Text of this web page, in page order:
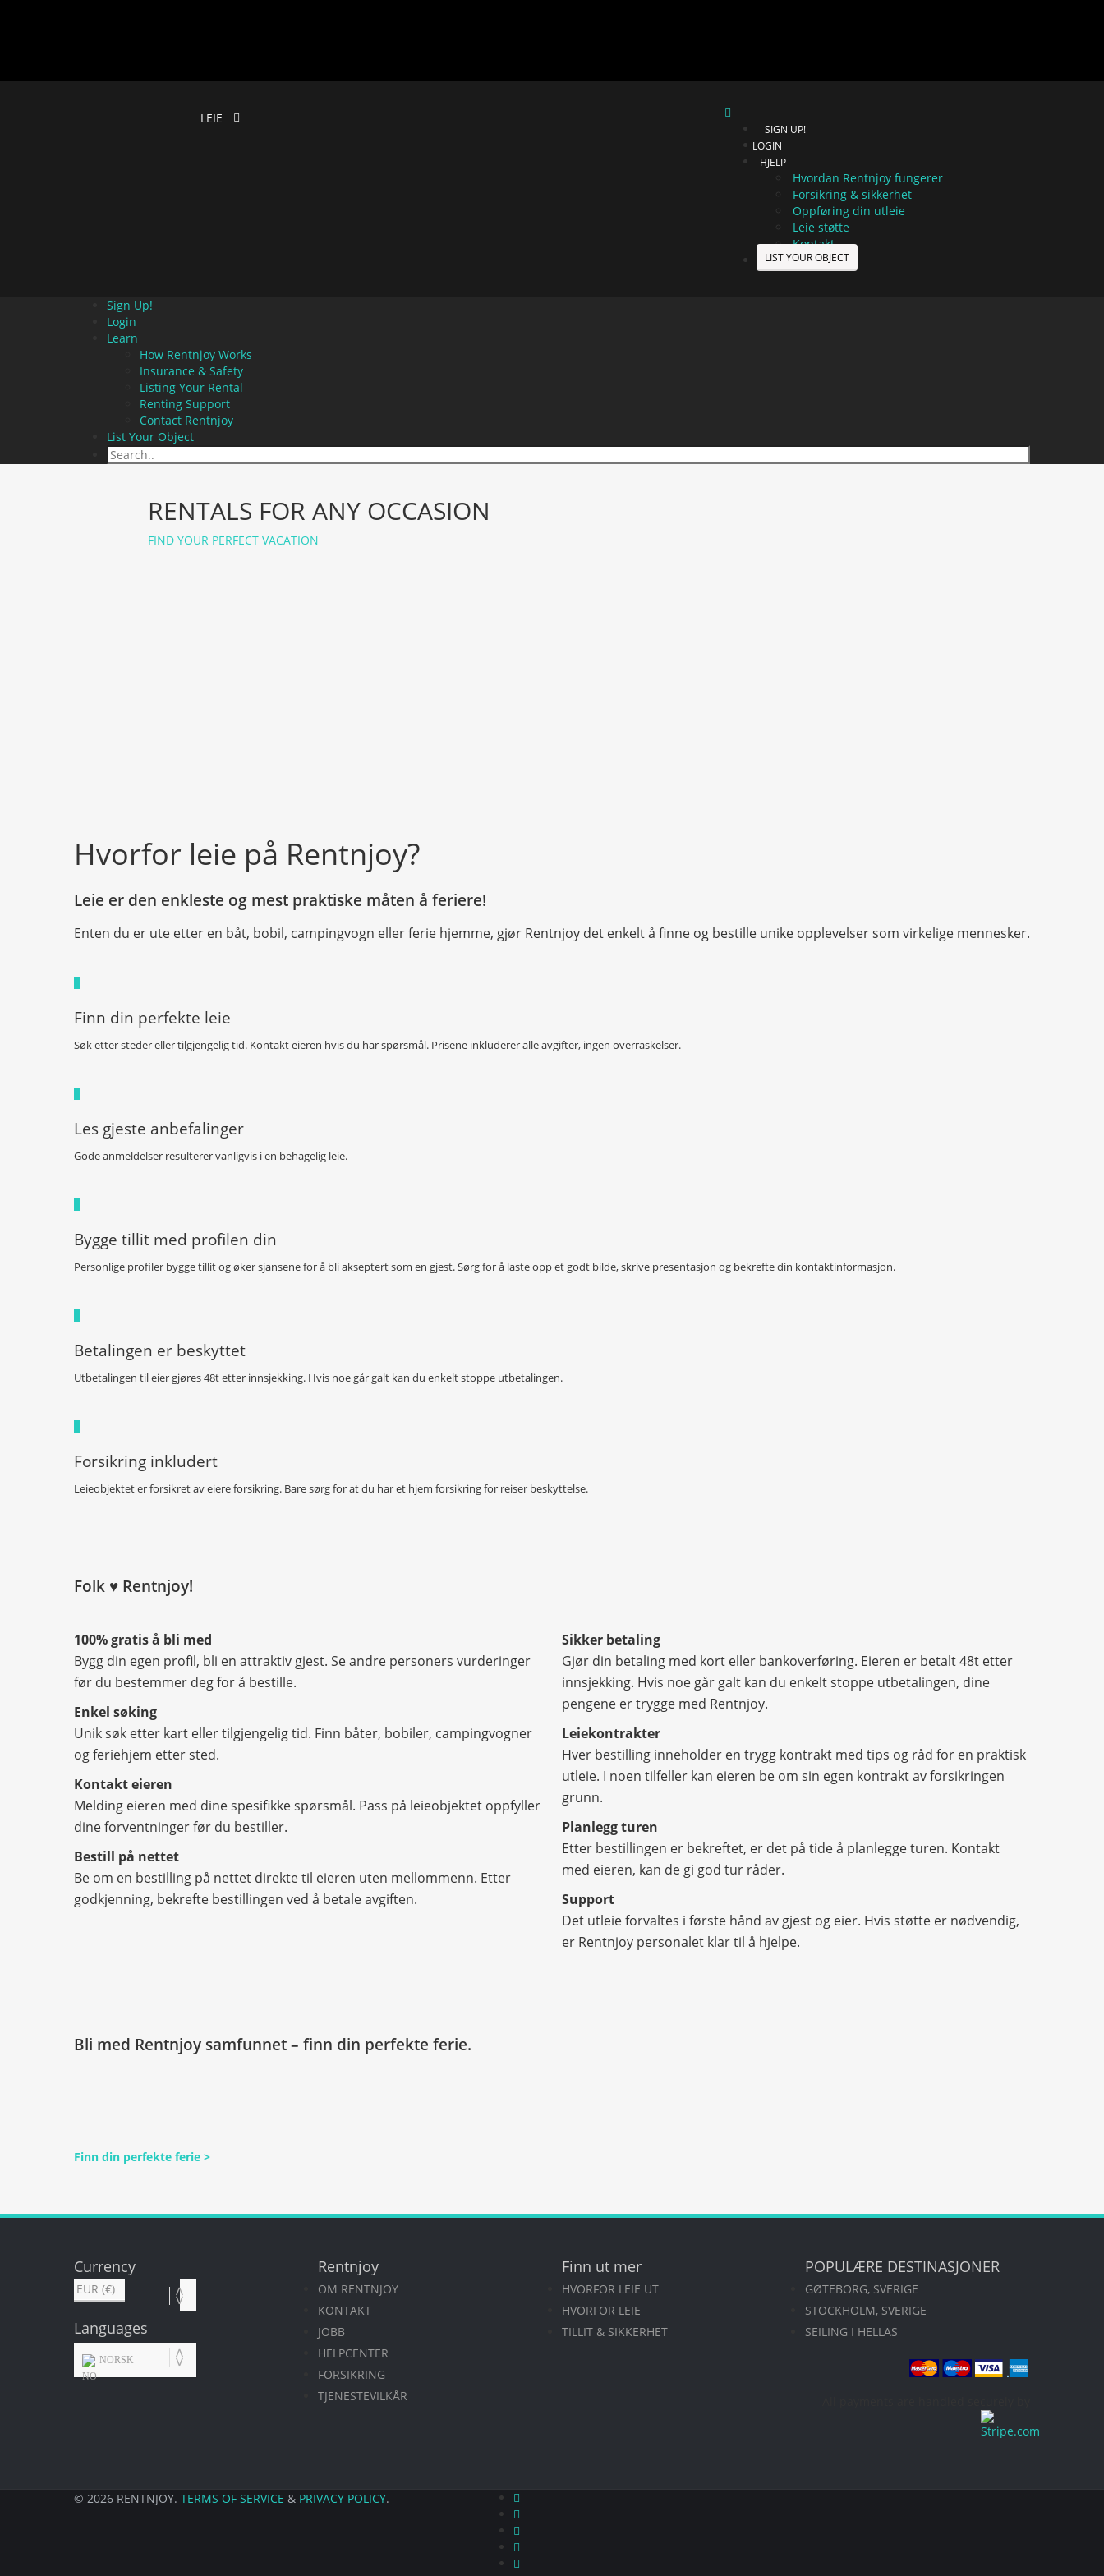
LEIE
SIGN UP!
LOGIN
HJELP
Hvordan Rentnjoy fungerer
Forsikring & sikkerhet
Oppføring din utleie
Leie støtte
Kontakt
LIST YOUR OBJECT
Sign Up!
Login
Learn
How Rentnjoy Works
Insurance & Safety
Listing Your Rental
Renting Support
Contact Rentnjoy
List Your Object
RENTALS FOR ANY OCCASION
FIND YOUR PERFECT VACATION
Hvorfor leie på Rentnjoy?
Leie er den enkleste og mest praktiske måten å feriere!
Enten du er ute etter en båt, bobil, campingvogn eller ferie hjemme, gjør Rentnjoy det enkelt å finne og bestille unike opplevelser som virkelige mennesker.
Finn din perfekte leie
Søk etter steder eller tilgjengelig tid. Kontakt eieren hvis du har spørsmål. Prisene inkluderer alle avgifter, ingen overraskelser.
Les gjeste anbefalinger
Gode anmeldelser resulterer vanligvis i en behagelig leie.
Bygge tillit med profilen din
Personlige profiler bygge tillit og øker sjansene for å bli akseptert som en gjest. Sørg for å laste opp et godt bilde, skrive presentasjon og bekrefte din kontaktinformasjon.
Betalingen er beskyttet
Utbetalingen til eier gjøres 48t etter innsjekking. Hvis noe går galt kan du enkelt stoppe utbetalingen.
Forsikring inkludert
Leieobjektet er forsikret av eiere forsikring. Bare sørg for at du har et hjem forsikring for reiser beskyttelse.
Folk ♥ Rentnjoy!
100% gratis å bli med
Bygg din egen profil, bli en attraktiv gjest. Se andre personers vurderinger
før du bestemmer deg for å bestille.
Enkel søking
Unik søk etter kart eller tilgjengelig tid. Finn båter, bobiler, campingvogner
og feriehjem etter sted.
Kontakt eieren
Melding eieren med dine spesifikke spørsmål. Pass på leieobjektet oppfyller
dine forventninger før du bestiller.
Bestill på nettet
Be om en bestilling på nettet direkte til eieren uten mellommenn. Etter
godkjenning, bekrefte bestillingen ved å betale avgiften.
Sikker betaling
Gjør din betaling med kort eller bankoverføring. Eieren er betalt 48t etter
innsjekking. Hvis noe går galt kan du enkelt stoppe utbetalingen, dine
pengene er trygge med Rentnjoy.
Leiekontrakter
Hver bestilling inneholder en trygg kontrakt med tips og råd for en praktisk
utleie. I noen tilfeller kan eieren be om sin egen kontrakt av forsikringen
grunn.
Planlegg turen
Etter bestillingen er bekreftet, er det på tide å planlegge turen. Kontakt
med eieren, kan de gi god tur råder.
Support
Det utleie forvaltes i første hånd av gjest og eier. Hvis støtte er nødvendig,
er Rentnjoy personalet klar til å hjelpe.
Bli med Rentnjoy samfunnet – finn din perfekte ferie.
Finn din perfekte ferie >
Currency
Languages
NORSK
Rentnjoy
OM RENTNJOY
KONTAKT
JOBB
HELPCENTER
FORSIKRING
TJENESTEVILKÅR
Finn ut mer
HVORFOR LEIE UT
HVORFOR LEIE
TILLIT & SIKKERHET
POPULÆRE DESTINASJONER
GØTEBORG, SVERIGE
STOCKHOLM, SVERIGE
SEILING I HELLAS
© 2026 RENTNJOY. TERMS OF SERVICE & PRIVACY POLICY.